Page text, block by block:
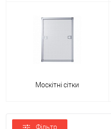
Москітні сітки
Фільтр